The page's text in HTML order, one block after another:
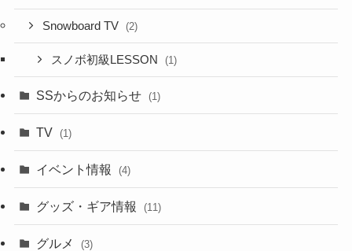
Snowboard TV (2)
スノボ初級LESSON (1)
SSからのお知らせ (1)
TV (1)
イベント情報 (4)
グッズ・ギア情報 (11)
グルメ (3)